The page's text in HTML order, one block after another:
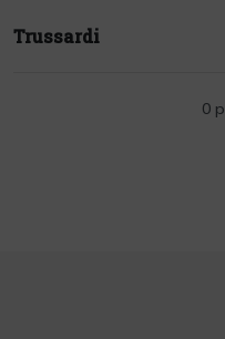
Trussardi
0